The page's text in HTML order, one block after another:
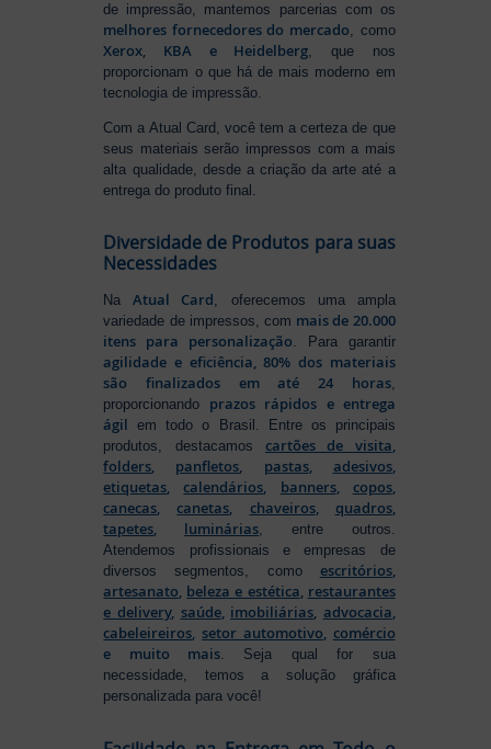
de impressão, mantemos parcerias com os
melhores fornecedores do mercado , como
Xerox, KBA e Heidelberg , que nos
proporcionam o que há de mais moderno em
tecnologia de impressão.
Com a Atual Card, você tem a certeza de que
seus materiais serão impressos com a mais
alta qualidade, desde a criação da arte até a
entrega do produto final.
Diversidade de Produtos para suas
Necessidades
NaAtual Card, oferecemos uma ampla
variedade de impressos, com mais de 20.000
itens para personalização. Para garantir
agilidade e eficiência, 80% dos materiais
são finalizados em até 24 horas,
proporcionando prazos rápidos e entrega
ágil em todo o Brasil. Entre os principais
produtos, destacamos cartões de visita,
folders, panfletos, pastas, adesivos,
etiquetas,calendários, banners, copos,
canecas,canetas, chaveiros, quadros,
tapetes, luminárias, entre outros.
Atendemos profissionais e empresas de
diversos segmentos, como escritórios,
artesanato, beleza e estética, restaurantes
e delivery, saúde, imobiliárias, advocacia,
cabeleireiros, setor automotivo, comércio
e muito mais. Seja qual for sua
necessidade, temos a solução gráfica
personalizada para você!